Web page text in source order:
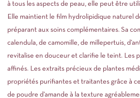
à tous les aspects de peau, elle peut être
Elle maintient le film hydrolipidique naturel
préparant aux soins complémentaires. Sa
calendula, de camomille, de millepertuis,
revitalise en douceur et clarifie le teint. Les
affinés. Les extraits précieux de plantes
propriétés purifiantes et traitantes grâce à
de poudre d’amande à la texture